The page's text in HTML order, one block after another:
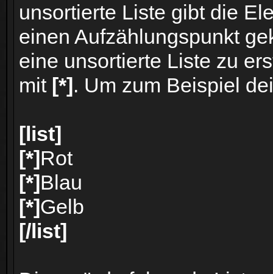
unsortierte Liste gibt die
einen Aufzählungspunkt
eine unsortierte Liste zu
mit [*]. Um zum Beispiel
[list]
[*]Rot
[*]Blau
[*]Gelb
[/list]